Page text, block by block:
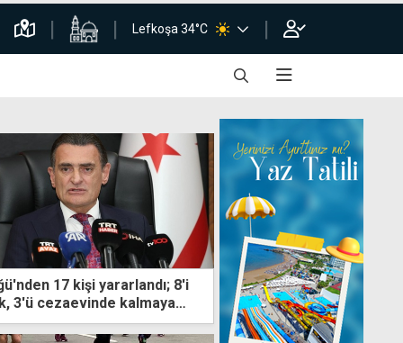
Lefkoşa 34°C
17 kişi yararlandı; 8'i
3'ü cezaevinde kalmaya